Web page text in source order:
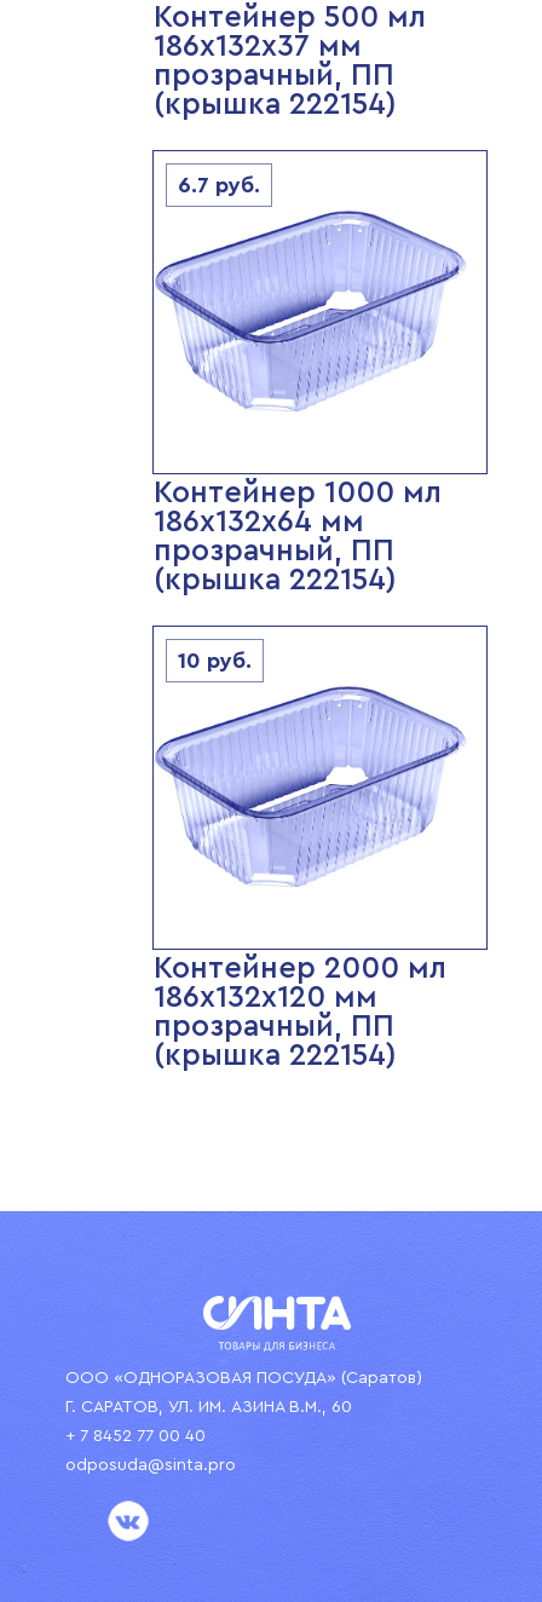
Контейнер 500 мл
186х132х37 мм
прозрачный, ПП
(крышка 222154)
6.7 руб.
Контейнер 1000 мл
186х132х64 мм
прозрачный, ПП
(крышка 222154)
10 руб.
Контейнер 2000 мл
186х132х120 мм
прозрачный, ПП
(крышка 222154)
ООО «ОДНОРАЗОВАЯ ПОСУДА» (Саратов)
Г. САРАТОВ, УЛ. ИМ. АЗИНА В.М., 60
+ 7 8452 77 00 40
odposuda@sinta.pro